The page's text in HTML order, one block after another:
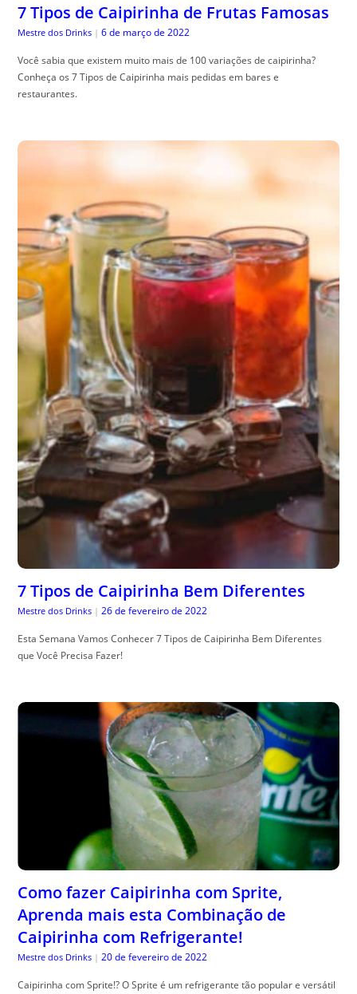
7 Tipos de Caipirinha de Frutas Famosas
Mestre dos Drinks | 6 de março de 2022
Você sabia que existem muito mais de 100 variações de caipirinha?
Conheça os 7 Tipos de Caipirinha mais pedidas em bares e
restaurantes.
7 Tipos de Caipirinha Bem Diferentes
Mestre dos Drinks | 26 de fevereiro de 2022
Esta Semana Vamos Conhecer 7 Tipos de Caipirinha Bem Diferentes
que Você Precisa Fazer!
Como fazer Caipirinha com Sprite,
Aprenda mais esta Combinação de
Caipirinha com Refrigerante!
Mestre dos Drinks | 20 de fevereiro de 2022
Caipirinha com Sprite!? O Sprite é um refrigerante tão popular e versátil